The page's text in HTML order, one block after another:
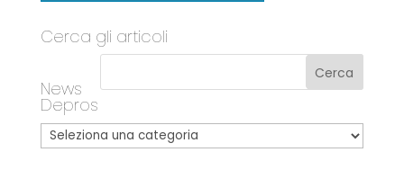
Cerca gli articoli
News
Depros